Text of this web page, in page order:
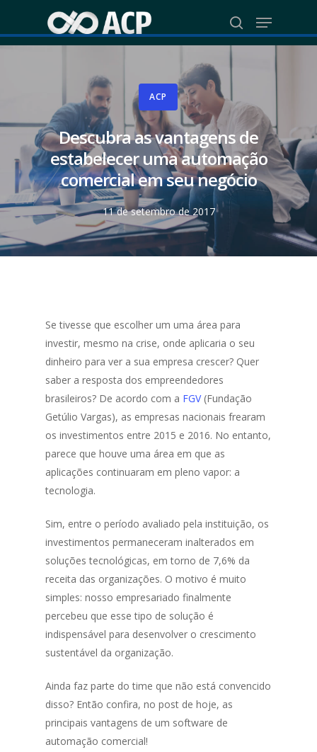
main
search
Menu
ACP
Descubra as vantagens de
estabelecer uma automação
comercial em seu negócio
11 de setembro de 2017
Se tivesse que escolher um uma área para
investir, mesmo na crise, onde aplicaria o seu
dinheiro para ver a sua empresa crescer? Quer
saber a resposta dos empreendedores
brasileiros? De acordo com a FGV(Fundação
Getúlio Vargas), as empresas nacionais frearam
os investimentos entre 2015 e 2016. No entanto,
parece que houve uma área em que as
aplicações continuaram em pleno vapor: a
tecnologia.
Sim, entre o período avaliado pela instituição, os
investimentos permaneceram inalterados em
soluções tecnológicas, em torno de 7,6% da
receita das organizações. O motivo é muito
simples: nosso empresariado finalmente
percebeu que esse tipo de solução é
indispensável para desenvolver o crescimento
sustentável da organização.
Ainda faz parte do time que não está convencido
disso? Então confira, no post de hoje, as
principais vantagens de um software de
automação comercial!
Close